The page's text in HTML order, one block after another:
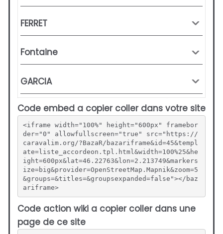
Code embed a copier coller dans votre site
<iframe width="100%" height="600px" framebor
der="0" allowfullscreen="true" src="https://
caravalim.org/?BazaR/bazariframe&id=45&templ
ate=liste_accordeon.tpl.html&width=100%25&he
ight=600px&lat=46.22763&lon=2.213749&markers
ize=big&provider=OpenStreetMap.Mapnik&zoom=5
&groups=&titles=&groupsexpanded=false"></baz
ariframe>
Code action wiki a copier coller dans une
page de ce site